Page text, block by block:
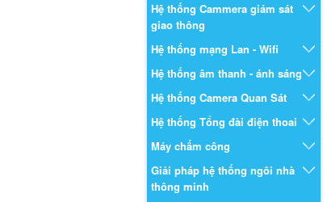
Hệ thống Cammera giám sát
giao thông
Hệ thống mạng Lan - Wifi
Hệ thống âm thanh - ánh sáng
Hệ thống Camera Quan Sát
Hệ thống Tổng đài điện thoai
Máy chấm công
Giải pháp hệ thống ngôi nhà
thông minh